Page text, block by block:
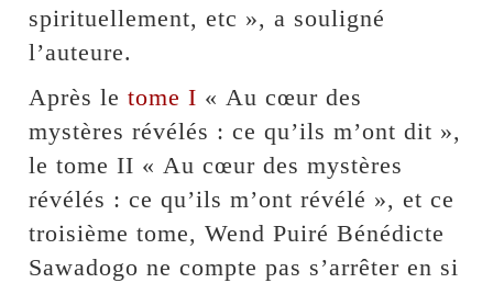
spirituellement, etc », a souligné
l’auteure.
Après letome I « Au cœur des
mystères révélés : ce qu’ils m’ont dit »,
le tome II « Au cœur des mystères
révélés : ce qu’ils m’ont révélé », et ce
troisième tome, Wend Puiré Bénédicte
Sawadogo ne compte pas s’arrêter en si